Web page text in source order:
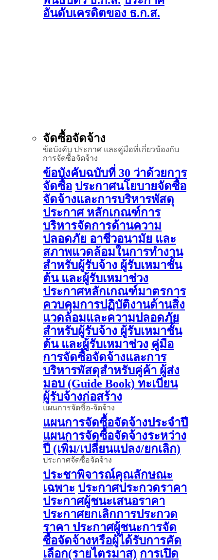
อันดับเครดิตของ ธ.ก.ส.
จัดซื้อจัดจ้าง
ข้อบังคับ ประกาศ และคู่มือที่เกี่ยวข้องกับ
การจัดซื้อจัดจ้าง
ข้อบังคับฉบับที่ 30 ว่าด้วยการ
จัดซื้อ ประกาศนโยบายจัดซื้อ
จัดจ้างและการบริหารพัสดุ
ประกาศ หลักเกณฑ์การ
บริหารจัดการด้านความ
ปลอดภัย อาชีวอนามัย และ
สภาพแวดล้อมในการทำงาน
สำหรับผู้รับจ้าง ผู้รับเหมาชั้น
ต้น และผู้รับเหมาช่วง
ประกาศหลักเกณฑ์มาตรการ
ควบคุมการปฏิบัติงานด้านสิ่ง
แวดล้อมและความปลอดภัย
สำหรับผู้รับจ้าง ผู้รับเหมาชั้น
ต้น และผู้รับเหมาช่วง คู่มือ
การจัดซื้อจัดจ้างและการ
บริหารพัสดุสำหรับคู่ค้า ผู้ส่ง
มอบ (Guide Book) ทะเบียน
ผู้รับจ้างก่อสร้าง
แผนการจัดซิ้อ-จัดจ้าง
แผนการจัดซื้อจัดจ้างประจำปี
แผนการจัดซื้อจัดจ้างระหว่าง
ปี (เพิ่ม/เปลี่ยนแปลง/ยกเลิก)
ประกาศจัดซื้อจัดจ้าง
ประชาพิจารณ์คุณลักษณะ
เฉพาะ ประกาศประกวดราคา
ประกาศผู้ชนะเสนอราคา
ประกาศยกเลิกการประกวด
ราคา ประกาศผู้ชนะการจัด
ซื้อจัดจ้างหรือผู้ได้รับการคัด
เลือก(รายไตรมาส) การเปิด